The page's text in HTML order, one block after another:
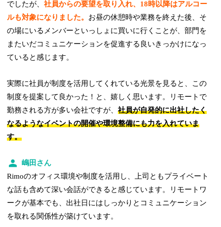
でしたが、社員からの要望を取り入れ、18時以降はアルコー
ルも対象になりました。 お昼の休憩時や業務を終えた後、そ
の場にいるメンバーといっしょに買いに行くことが、部門を
またいだコミュニケーションを促進する良いきっかけになっ
ていると感じます。
実際に社員が制度を活用してくれている光景を見ると、この
制度を提案して良かった！と、嬉しく思います。リモートで
勤務される方が多い会社ですが、社員が自発的に出社したく
なるようなイベントの開催や環境整備にも力を入れていま
す。
嶋田さん
Rimoのオフィス環境や制度を活用し、上司ともプライベート
な話も含めて深い会話ができると感じています。リモートワ
ークが基本でも、出社日にはしっかりとコミュニケーション
を取れる関係性が築けています。